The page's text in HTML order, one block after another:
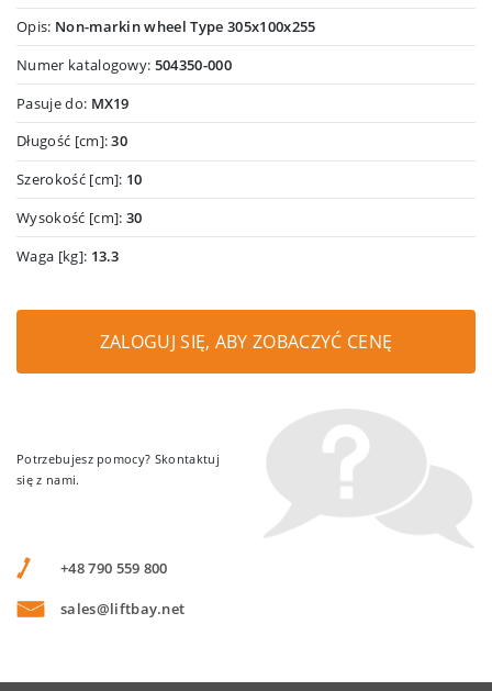
Opis: Non-markin wheel Type 305x100x255
Numer katalogowy: 504350-000
Pasuje do: MX19
Długość [cm]:30
Szerokość [cm]: 10
Wysokość [cm]: 30
Waga [kg]: 13.3
ZALOGUJ SIĘ, ABY ZOBACZYĆ CENĘ
Potrzebujesz pomocy? Skontaktuj
się z nami.
+48 790 559 800
sales@liftbay.net